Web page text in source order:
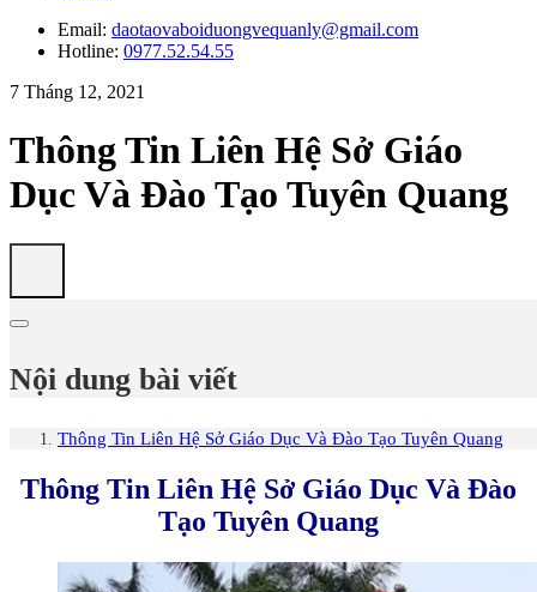
Email: daotaovaboiduongvequanly@gmail.com
Hotline: 0977.52.54.55
7 Tháng 12, 2021
Thông Tin Liên Hệ Sở Giáo
Dục Và Đào Tạo Tuyên Quang
Nội dung bài viết
Thông Tin Liên Hệ Sở Giáo Dục Và Đào Tạo Tuyên Quang
Thông Tin Liên Hệ Sở Giáo Dục Và Đào
Tạo Tuyên Quang